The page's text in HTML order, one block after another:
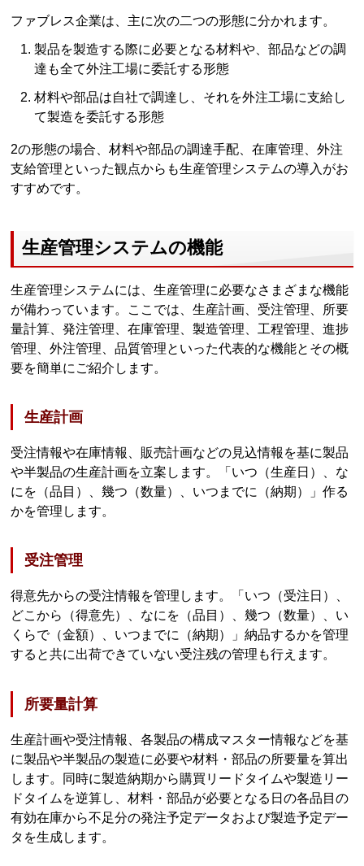
ファブレス企業は、主に次の二つの形態に分かれます。
製品を製造する際に必要となる材料や、部品などの調
達も全て外注工場に委託する形態
材料や部品は自社で調達し、それを外注工場に支給し
て製造を委託する形態
2の形態の場合、材料や部品の調達手配、在庫管理、外注
支給管理といった観点からも生産管理システムの導入がお
すすめです。
生産管理システムの機能
生産管理システムには、生産管理に必要なさまざまな機能
が備わっています。ここでは、生産計画、受注管理、所要
量計算、発注管理、在庫管理、製造管理、工程管理、進捗
管理、外注管理、品質管理といった代表的な機能とその概
要を簡単にご紹介します。
生産計画
受注情報や在庫情報、販売計画などの見込情報を基に製品
や半製品の生産計画を立案します。「いつ（生産日）、な
にを（品目）、幾つ（数量）、いつまでに（納期）」作る
かを管理します。
受注管理
得意先からの受注情報を管理します。「いつ（受注日）、
どこから（得意先）、なにを（品目）、幾つ（数量）、い
くらで（金額）、いつまでに（納期）」納品するかを管理
すると共に出荷できていない受注残の管理も行えます。
所要量計算
生産計画や受注情報、各製品の構成マスター情報などを基
に製品や半製品の製造に必要や材料・部品の所要量を算出
します。同時に製造納期から購買リードタイムや製造リー
ドタイムを逆算し、材料・部品が必要となる日の各品目の
有効在庫から不足分の発注予定データおよび製造予定デー
タを生成します。